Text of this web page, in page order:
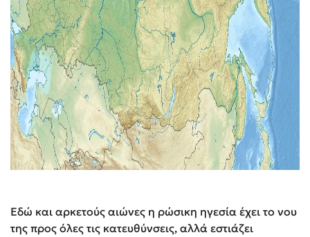
Εδώ και αρκετούς αιώνες η ρώσικη ηγεσία έχει το νου
της προς όλες τις κατευθύνσεις, αλλά εστιάζει